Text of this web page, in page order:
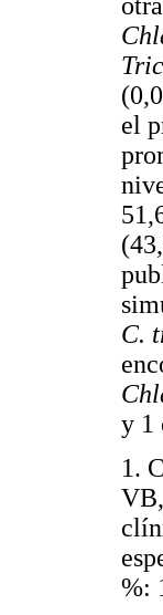
el
C.
y 1
1.
%: